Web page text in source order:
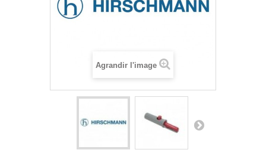
Agrandir l'image